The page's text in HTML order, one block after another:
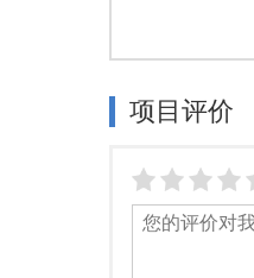
项目评价